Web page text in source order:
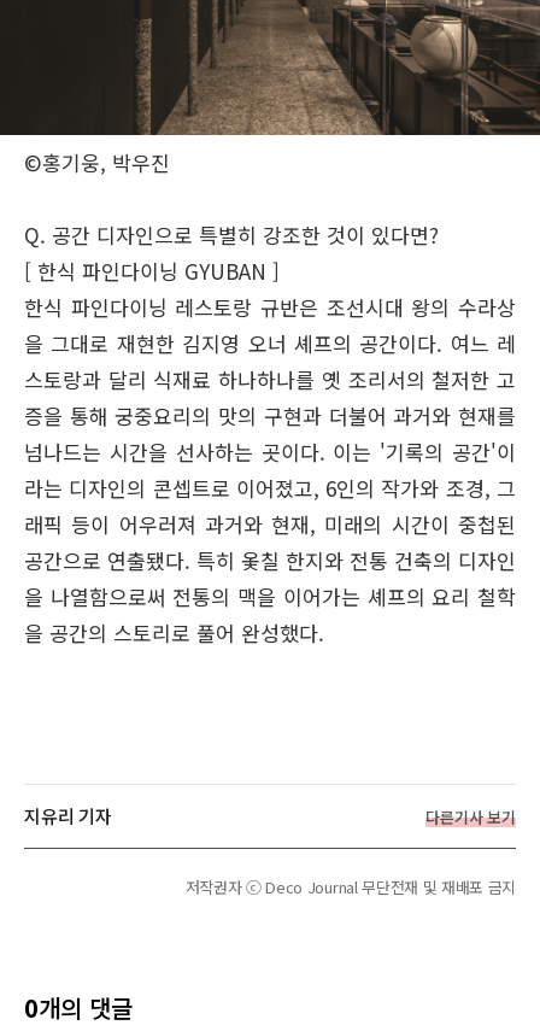
©홍기웅, 박우진
Q. 공간 디자인으로 특별히 강조한 것이 있다면?
[ 한식 파인다이닝 GYUBAN ]
한식 파인다이닝 레스토랑 규반은 조선시대 왕의 수라상
을 그대로 재현한 김지영 오너 셰프의 공간이다. 여느 레
스토랑과 달리 식재료 하나하나를 옛 조리서의 철저한 고
증을 통해 궁중요리의 맛의 구현과 더불어 과거와 현재를
넘나드는 시간을 선사하는 곳이다. 이는 '기록의 공간'이
라는 디자인의 콘셉트로 이어졌고, 6인의 작가와 조경, 그
래픽 등이 어우러져 과거와 현재, 미래의 시간이 중첩된
공간으로 연출됐다. 특히 옻칠 한지와 전통 건축의 디자인
을 나열함으로써 전통의 맥을 이어가는 셰프의 요리 철학
을 공간의 스토리로 풀어 완성했다.
지유리 기자 다른기사 보기
저작권자 ⓒ Deco Journal 무단전재 및 재배포 금지
0개의 댓글